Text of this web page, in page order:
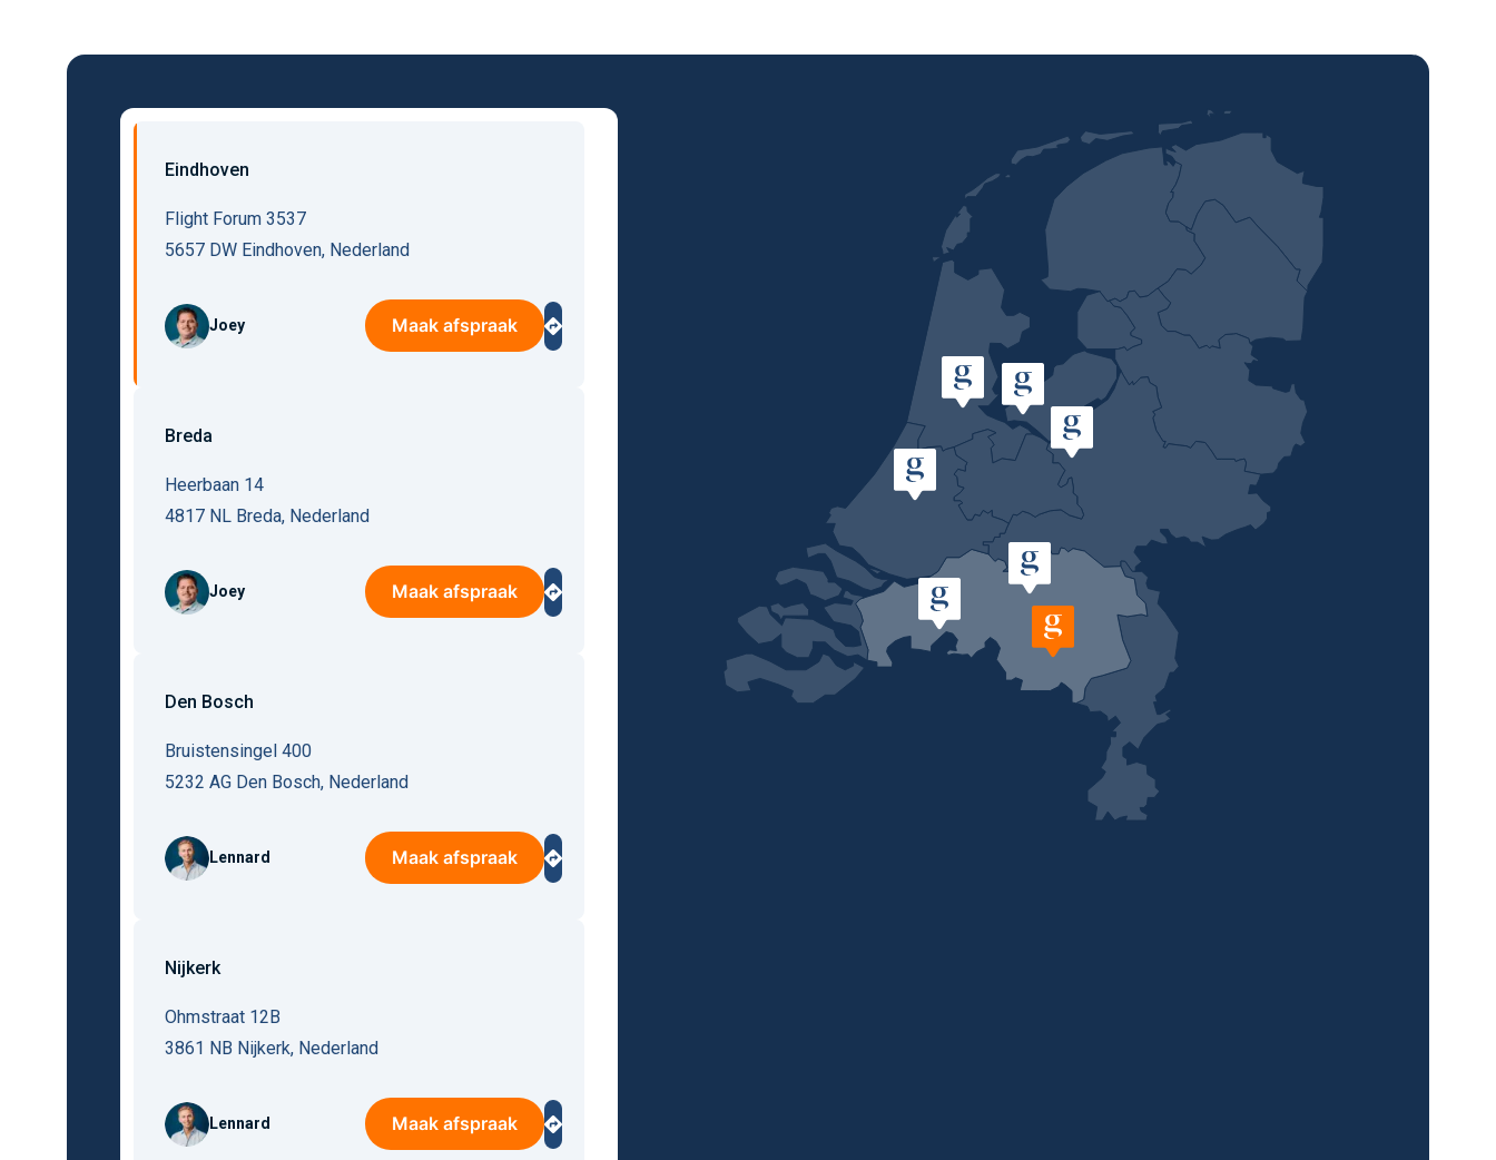
Eindhoven
Flight Forum 3537
5657 DW Eindhoven, Nederland
Joey Maak afspraak
Breda
Heerbaan 14
4817 NL Breda, Nederland
Joey Maak afspraak
Den Bosch
Bruistensingel 400
5232 AG Den Bosch, Nederland
Lennard Maak afspraak
Nijkerk
Ohmstraat 12B
3861 NB Nijkerk, Nederland
Lennard Maak afspraak